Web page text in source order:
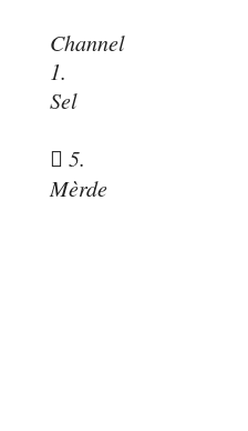
Channel
1.
Sel
 5.
Mèrde